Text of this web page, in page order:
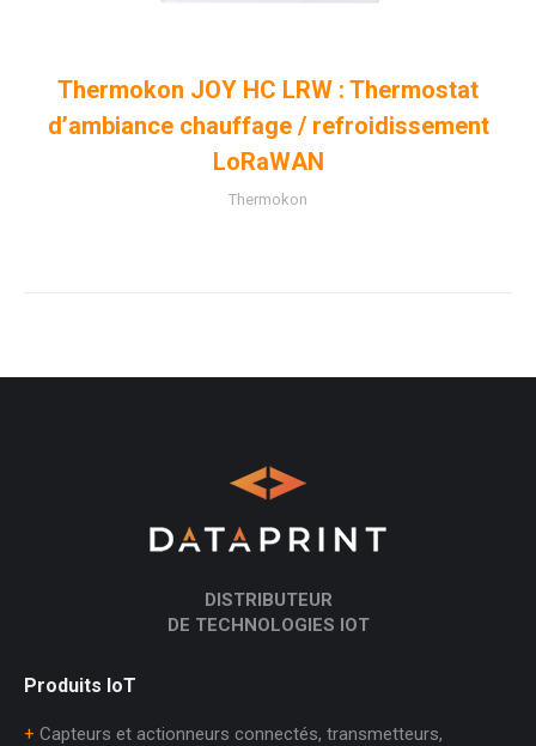
Thermokon JOY HC LRW : Thermostat
d’ambiance chauffage / refroidissement
LoRaWAN
Thermokon
DISTRIBUTEUR
DE TECHNOLOGIES IOT
Produits IoT
+ Capteurs et actionneurs connectés, transmetteurs,